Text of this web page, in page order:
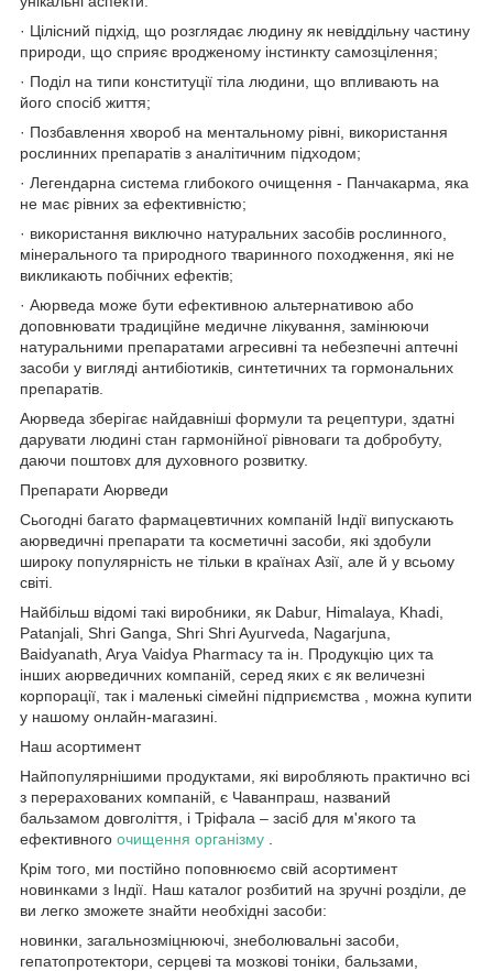
· Цілісний підхід, що розглядає людину як невіддільну частину
природи, що сприяє вродженому інстинкту самозцілення;
· Поділ на типи конституції тіла людини, що впливають на
його спосіб життя;
· Позбавлення хвороб на ментальному рівні, використання
рослинних препаратів з аналітичним підходом;
· Легендарна система глибокого очищення - Панчакарма, яка
не має рівних за ефективністю;
· використання виключно натуральних засобів рослинного,
мінерального та природного тваринного походження, які не
викликають побічних ефектів;
· Аюрведа може бути ефективною альтернативою або
доповнювати традиційне медичне лікування, замінюючи
натуральними препаратами агресивні та небезпечні аптечні
засоби у вигляді антибіотиків, синтетичних та гормональних
препаратів.
Аюрведа зберігає найдавніші формули та рецептури, здатні
дарувати людині стан гармонійної рівноваги та добробуту,
даючи поштовх для духовного розвитку.
Препарати Аюрведи
Сьогодні багато фармацевтичних компаній Індії випускають
аюрведичні препарати та косметичні засоби, які здобули
широку популярність не тільки в країнах Азії, але й у всьому
світі.
Найбільш відомі такі виробники, як Dabur, Himalaya, Khadi,
Patanjali, Shri Ganga, Shri Shri Ayurveda, Nagarjuna,
Baidyanath, Arya Vaidya Pharmacy та ін. Продукцію цих та
інших аюрведичних компаній, серед яких є як величезні
корпорації, так і маленькі сімейні підприємства , можна купити
у нашому онлайн-магазині.
Наш асортимент
Найпопулярнішими продуктами, які виробляють практично всі
з перерахованих компаній, є Чаванпраш, названий
бальзамом довголіття, і Тріфала – засіб для м'якого та
ефективного очищення організму
Крім того, ми постійно поповнюємо свій асортимент
новинками з Індії. Наш каталог розбитий на зручні розділи, де
ви легко зможете знайти необхідні засоби:
новинки, загальнозміцнюючі, знеболювальні засоби,
гепатопротектори, серцеві та мозкові тоніки, бальзами,